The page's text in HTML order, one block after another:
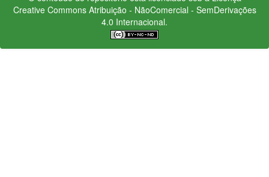
Creative CommonsAtribuição - NãoComercial - SemDerivações
4.0 Internacional.